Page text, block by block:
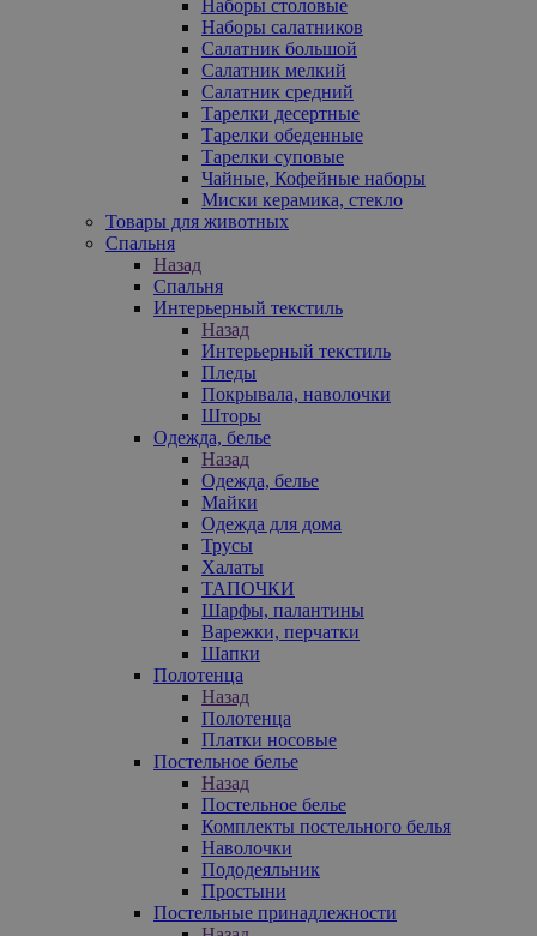
Наборы столовые
Наборы салатников
Салатник большой
Салатник мелкий
Салатник средний
Тарелки десертные
Тарелки обеденные
Тарелки суповые
Чайные, Кофейные наборы
Миски керамика, стекло
Товары для животных
Спальня
Назад
Спальня
Интерьерный текстиль
Назад
Интерьерный текстиль
Пледы
Покрывала, наволочки
Шторы
Одежда, белье
Назад
Одежда, белье
Майки
Одежда для дома
Трусы
Халаты
ТАПОЧКИ
Шарфы, палантины
Варежки, перчатки
Шапки
Полотенца
Назад
Полотенца
Платки носовые
Постельное белье
Назад
Постельное белье
Комплекты постельного белья
Наволочки
Пододеяльник
Простыни
Постельные принадлежности